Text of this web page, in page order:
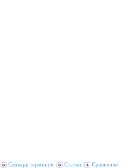
Словарь терминов Статьи Сравнение